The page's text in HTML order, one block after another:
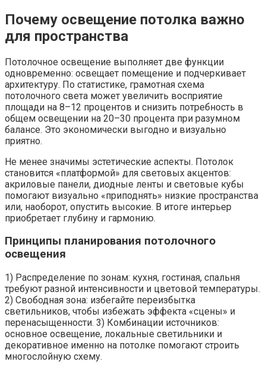
Почему освещение потолка важно
для пространства
Потолочное освещение выполняет две функции
одновременно: освещает помещение и подчеркивает
архитектуру. По статистике, грамотная схема
потолочного света может увеличить восприятие
площади на 8–12 процентов и снизить потребность в
общем освещении на 20–30 процента при разумном
балансе. Это экономически выгодно и визуально
приятно.
Не менее значимы эстетические аспекты. Потолок
становится «платформой» для световых акцентов:
акриловые панели, диодные ленты и световые кубы
помогают визуально «приподнять» низкие пространства
или, наоборот, опустить высокие. В итоге интерьер
приобретает глубину и гармонию.
Принципы планирования потолочного
освещения
1) Распределение по зонам: кухня, гостиная, спальня
требуют разной интенсивности и цветовой температуры.
2) Свободная зона: избегайте переизбытка
светильников, чтобы избежать эффекта «сцены» и
перенасыщенности. 3) Комбинации источников:
основное освещение, локальные светильники и
декоративное именно на потолке помогают строить
многослойную схему.